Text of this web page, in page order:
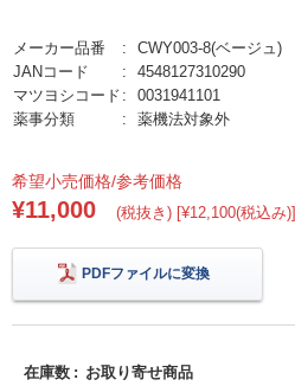
メーカー品番
CWY003-8(ベージュ)
JANコード
4548127310290
マツヨシコード
0031941101
薬事分類
薬機法対象外
希望小売価格/参考価格
¥11,000 (税抜き) [¥12,100(税込み)]
PDFファイルに変換
在庫数 お取り寄せ商品